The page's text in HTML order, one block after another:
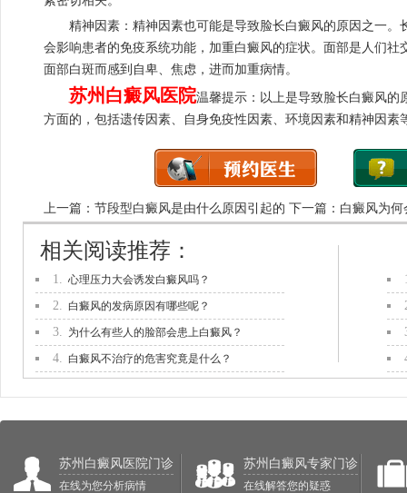
精神因素：精神因素也可能是导致脸长白癜风的原因之一。
会影响患者的免疫系统功能，加重白癜风的症状。面部是人们社
面部白斑而感到自卑、焦虑，进而加重病情。
苏州白癜风医院温馨提示：以上是导致脸长白癜风的
方面的，包括遗传因素、自身免疫性因素、环境因素和精神因素
上一篇： 节段型白癜风是由什么原因引起的 下一篇： 白癜风为
1. 心理压力大会诱发白癜风吗？
2. 白癜风的发病原因有哪些呢？
3. 为什么有些人的脸部会患上白癜风？
4. 白癜风不治疗的危害究竟是什么？
相关阅读推荐：
苏州白癜风医院门诊
在线为您分析病情
苏州白癜风专家门诊
在线解答您的疑惑